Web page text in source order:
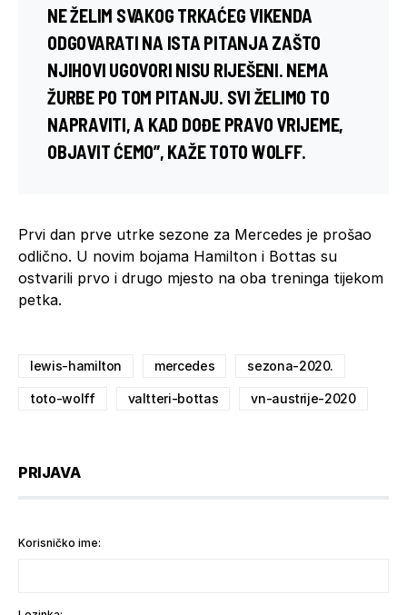
NE ŽELIM SVAKOG TRKAĆEG VIKENDA
ODGOVARATI NA ISTA PITANJA ZAŠTO
NJIHOVI UGOVORI NISU RIJEŠENI. NEMA
ŽURBE PO TOM PITANJU. SVI ŽELIMO TO
NAPRAVITI, A KAD DOĐE PRAVO VRIJEME,
OBJAVIT ĆEMO”, KAŽE TOTO WOLFF.
Prvi dan prve utrke sezone za Mercedes je prošao
odlično. U novim bojama Hamilton i Bottas su
ostvarili prvo i drugo mjesto na oba treninga tijekom
petka.
lewis-hamilton mercedes sezona-2020.
toto-wolff valtteri-bottas vn-austrije-2020
PRIJAVA
Korisničko ime: